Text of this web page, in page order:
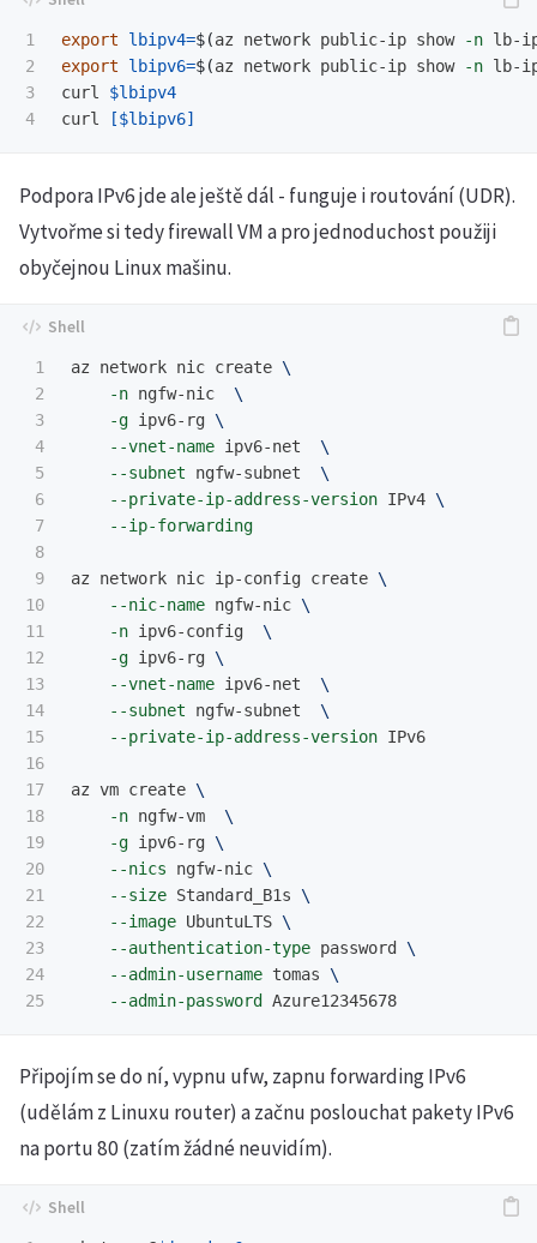
1
2
3
export lbipv4=$(az network public-ip show -n lb-
export lbipv6=$(az network public-ip show -n lb-
curl $lbipv4
curl
[$lbipv6]
Podpora IPv6 jde ale ještě dál - funguje i routování (UDR).
Vytvořme si tedy firewall VM a pro jednoduchost použiji
obyčejnou Linux mašinu.
1
2
3
4
5
6
7
8
9
10
11
12
13
14
15
16
17
18
19
20
21
22
23
24
az network nic create \
-n ngfw-nic \
-g ipv6-rg \
--vnet-name ipv6-net \
--subnet ngfw-subnet \
--private-ip-address-version IPv4 \
--ip-forwarding
az network nic ip-config create \
--nic-name ngfw-nic \
-n ipv6-config \
-g ipv6-rg \
--vnet-name ipv6-net \
--subnet ngfw-subnet \
--private-ip-address-version IPv6
az vm create \
-n ngfw-vm \
-g ipv6-rg \
--nics ngfw-nic \
--size Standard_B1s \
--image UbuntuLTS \
--authentication-type password \
--admin-username tomas \
--admin-password
Připojím se do ní, vypnu ufw, zapnu forwarding IPv6
(udělám z Linuxu router) a začnu poslouchat pakety IPv6
na portu 80 (zatím žádné neuvidím).